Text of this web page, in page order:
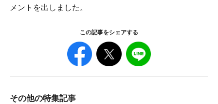
メントを出しました。
この記事をシェアする
その他の特集記事